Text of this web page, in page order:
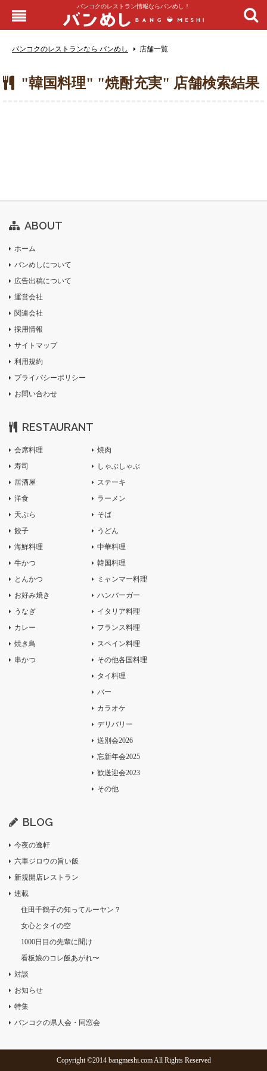
バンコクのレストラン情報ならバンめし！
バンコクのレストランなら バンめし 店舗一覧
"韓国料理" "焼酎充実" 店舗検索結果
ABOUT
ホーム
バンめしについて
広告出稿について
運営会社
関連会社
採用情報
サイトマップ
利用規約
プライバシーポリシー
お問い合わせ
RESTAURANT
会席料理
寿司
居酒屋
洋食
天ぷら
餃子
海鮮料理
牛かつ
とんかつ
お好み焼き
うなぎ
カレー
焼き鳥
串かつ
焼肉
しゃぶしゃぶ
ステーキ
ラーメン
そば
うどん
中華料理
韓国料理
ミャンマー料理
ハンバーガー
イタリア料理
フランス料理
スペイン料理
その他各国料理
タイ料理
バー
カラオケ
デリバリー
送別会2026
忘新年会2025
歓送迎会2023
その他
BLOG
今夜の逸軒
六車ジロウの旨い飯
新規開店レストラン
連載
住田千鶴子の知ってルーヤン？
女心とタイの空
1000日目の先輩に聞け
看板娘のコレ飯あがれ〜
対談
お知らせ
特集
バンコクの県人会・同窓会
Copyright ©2014 bangmeshi.com All Rights Reserved